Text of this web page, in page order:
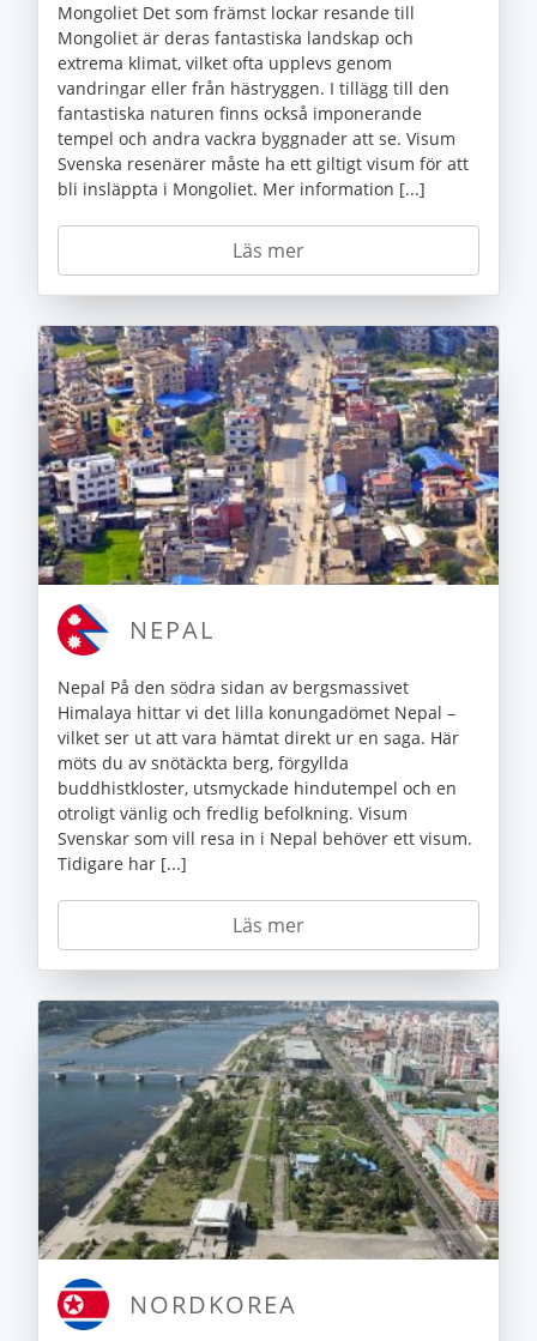
Mongoliet Det som främst lockar resande till
Mongoliet är deras fantastiska landskap och
extrema klimat, vilket ofta upplevs genom
vandringar eller från hästryggen. I tillägg till den
fantastiska naturen finns också imponerande
tempel och andra vackra byggnader att se. Visum
Svenska resenärer måste ha ett giltigt visum för att
bli insläppta i Mongoliet. Mer information [...]
Läs mer
NEPAL
Nepal På den södra sidan av bergsmassivet
Himalaya hittar vi det lilla konungadömet Nepal –
vilket ser ut att vara hämtat direkt ur en saga. Här
möts du av snötäckta berg, förgyllda
buddhistkloster, utsmyckade hindutempel och en
otroligt vänlig och fredlig befolkning. Visum
Svenskar som vill resa in i Nepal behöver ett visum.
Tidigare har [...]
Läs mer
NORDKOREA